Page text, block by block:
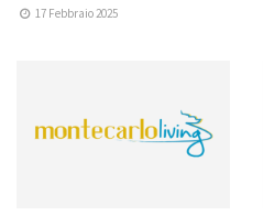
17 Febbraio 2025